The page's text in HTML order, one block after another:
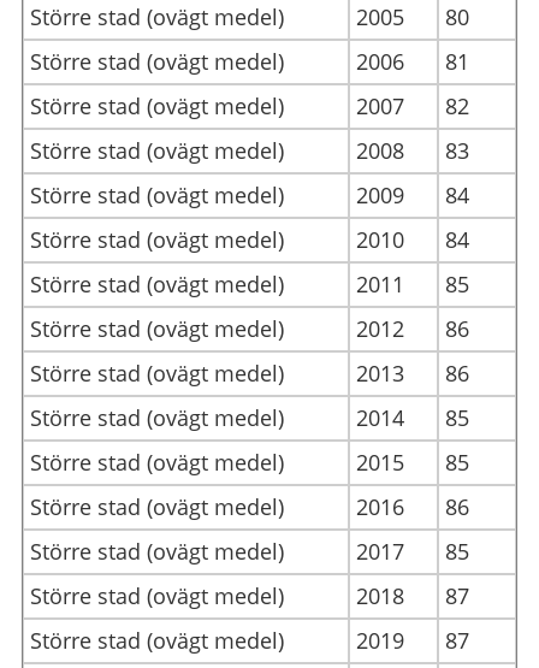
Större stad (ovägt medel)
2005
80
Större stad (ovägt medel)
2006
81
Större stad (ovägt medel)
2007
82
Större stad (ovägt medel)
2008
83
Större stad (ovägt medel)
2009
84
Större stad (ovägt medel)
2010
84
Större stad (ovägt medel)
2011
85
Större stad (ovägt medel)
2012
86
Större stad (ovägt medel)
2013
86
Större stad (ovägt medel)
2014
85
Större stad (ovägt medel)
2015
85
Större stad (ovägt medel)
2016
86
Större stad (ovägt medel)
2017
85
Större stad (ovägt medel)
2018
87
Större stad (ovägt medel)
2019
87